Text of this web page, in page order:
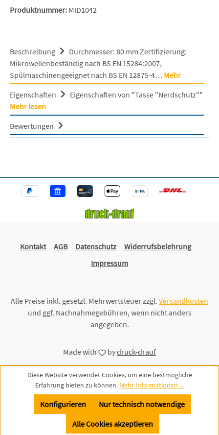
Produktnummer: MID1042
Beschreibung
Durchmesser: 80 mm Zertifizierung:
Mikrowellenbeständig nach BS EN 15284:2007,
Spülmaschinengeeignet nach BS EN 12875-4… Mehr
Eigenschaften
Eigenschaften von "Tasse "Nerdschutz""
Mehr lesen
Bewertungen
Kontakt AGB Datenschutz
Widerrufsbelehrung
Impressum
Alle Preise inkl. gesetzl. Mehrwertsteuer zzgl. Versandkosten
und ggf. Nachnahmegebühren, wenn nicht anders
angegeben.
Made with bydruck-drauf
Diese Website verwendet Cookies, um eine bestmögliche
Erfahrung bieten zu können. Mehr Informationen ...
Nur technisch notwendige
Konfigurieren
Alle Cookies akzeptieren